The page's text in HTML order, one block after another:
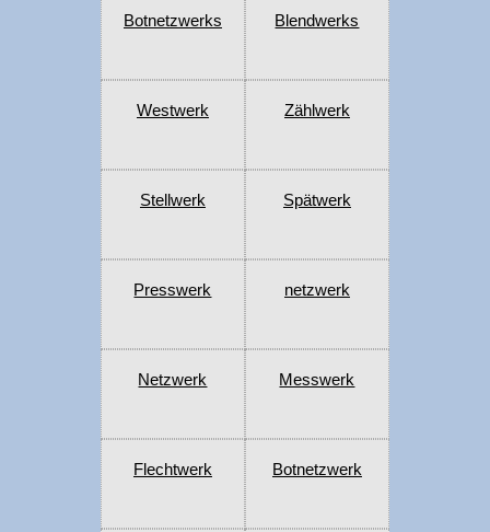
Botnetzwerks Blendwerks
Westwerk Zählwerk
Stellwerk Spätwerk
Presswerk netzwerk
Netzwerk Messwerk
Flechtwerk Botnetzwerk